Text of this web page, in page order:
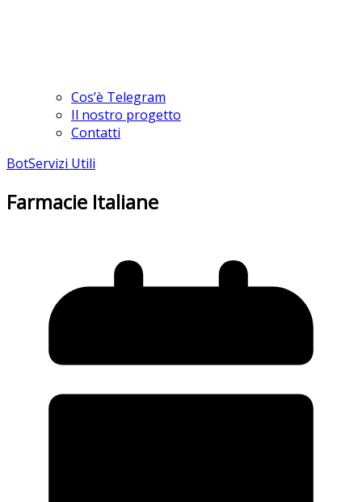
Cos’è Telegram
Il nostro progetto
Contatti
BotServizi Utili
Farmacie Italiane